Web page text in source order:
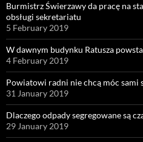
Burmistrz Świerzawy da pracę na
obsługi sekretariatu
5 February 2019
W dawnym budynku Ratusza
4 February 2019
Powiatowi radni nie chcą móc sami
31 January 2019
Dlaczego odpady segregowane są
29 January 2019